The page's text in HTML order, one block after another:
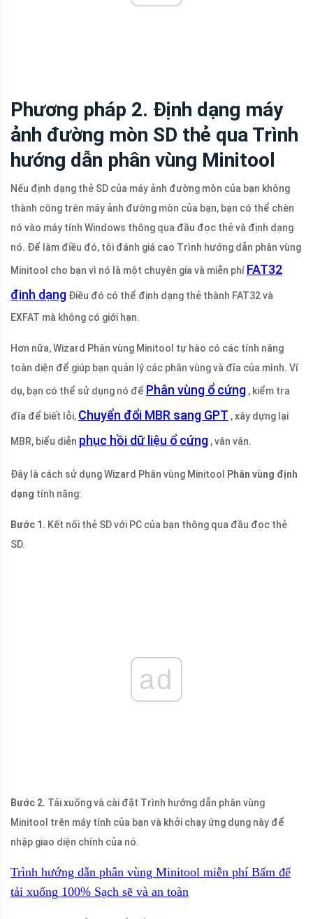
Phương pháp 2. Định dạng máy
ảnh đường mòn SD thẻ qua Trình
hướng dẫn phân vùng Minitool
Nếu định dạng thẻ SD của máy ảnh đường mòn của bạn không
thành công trên máy ảnh đường mòn của bạn, bạn có thể chèn
nó vào máy tính Windows thông qua đầu đọc thẻ và định dạng
nó. Để làm điều đó, tôi đánh giá cao Trình hướng dẫn phân vùng
Minitool cho bạn vì nó là một chuyên gia và miễn phí FAT32
định dạng Điều đó có thể định dạng thẻ thành FAT32 và
EXFAT mà không có giới hạn.
Hơn nữa, Wizard Phân vùng Minitool tự hào có các tính năng
toàn diện để giúp bạn quản lý các phân vùng và đĩa của mình. Ví
dụ, bạn có thể sử dụng nó để Phân vùng ổ cứng , kiểm tra
đĩa để biết lỗi, Chuyển đổi MBR sang GPT , xây dựng lại
MBR, biểu diễn phục hồi dữ liệu ổ cứng , vân vân.
Đây là cách sử dụng Wizard Phân vùng Minitool
Phân vùng định
dạng tính năng:
Bước 1. Kết nối thẻ SD với PC của bạn thông qua đầu đọc thẻ
SD.
ad
Bước 2. Tải xuống và cài đặt Trình hướng dẫn phân vùng
Minitool trên máy tính của bạn và khởi chạy ứng dụng này để
nhập giao diện chính của nó.
Trình hướng dẫn phân vùng Minitool miễn phí Bấm để
tải xuống 100% Sạch sẽ và an toàn